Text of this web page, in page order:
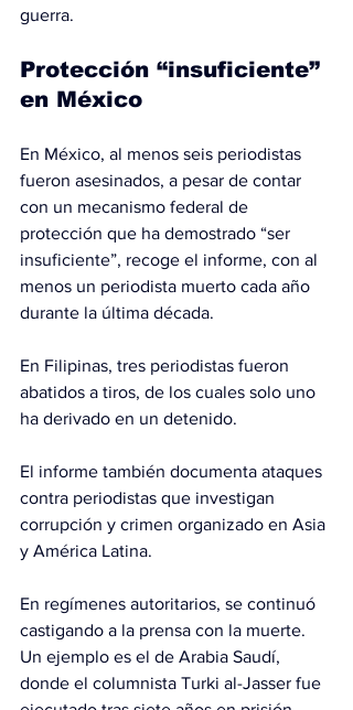
guerra.
Protección “insuficiente”
en México
En México, al menos seis periodistas
fueron asesinados, a pesar de contar
con un mecanismo federal de
protección que ha demostrado “ser
insuficiente”, recoge el informe, con al
menos un periodista muerto cada año
durante la última década.
En Filipinas, tres periodistas fueron
abatidos a tiros, de los cuales solo uno
ha derivado en un detenido.
El informe también documenta ataques
contra periodistas que investigan
corrupción y crimen organizado en Asia
y América Latina.
En regímenes autoritarios, se continuó
castigando a la prensa con la muerte.
Un ejemplo es el de Arabia Saudí,
donde el columnista Turki al-Jasser fue